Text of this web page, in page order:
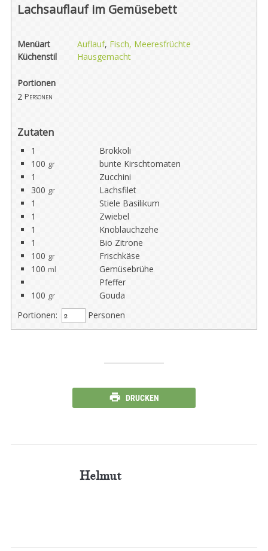
Lachsauflauf im Gemüsebett
Menüart Auflauf, Fisch, Meeresfrüchte
Küchenstil
Hausgemacht
Portionen
2 Personen
Zutaten
1
Brokkoli
100 gr
bunte Kirschtomaten
1
Zucchini
300 gr
Lachsfilet
1
Stiele Basilikum
1
Zwiebel
1
Knoblauchzehe
1
Bio Zitrone
100 gr
Frischkäse
100 ml
Gemüsebrühe
Pfeffer
100 gr
Gouda
Portionen:
Personen
DRUCKEN
Helmut